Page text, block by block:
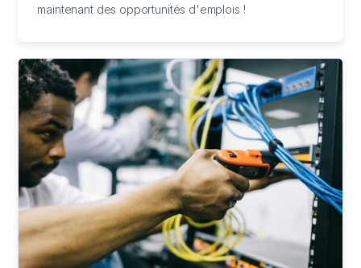
maintenant des opportunités d'emplois !